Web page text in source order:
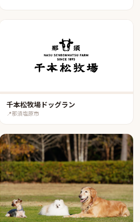
千本松牧場ドッグラン
📍那須塩原市